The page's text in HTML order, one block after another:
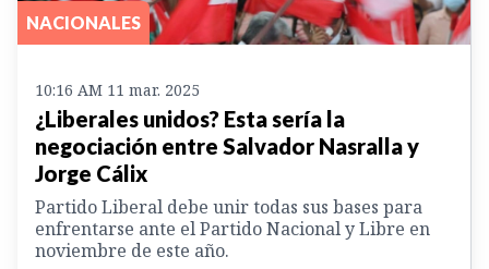
NACIONALES
10:16 AM 11 mar. 2025
¿Liberales unidos? Esta sería la
negociación entre Salvador Nasralla y
Jorge Cálix
Partido Liberal debe unir todas sus bases para
enfrentarse ante el Partido Nacional y Libre en
noviembre de este año.